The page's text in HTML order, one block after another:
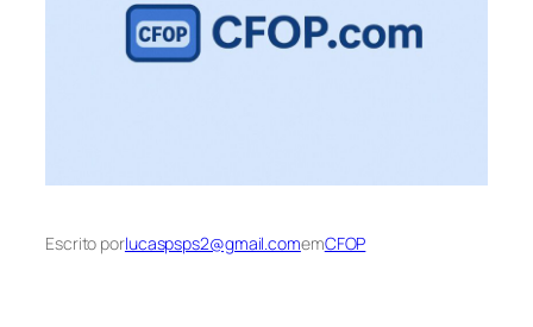
Escrito porlucaspsps2@gmail.comemCFOP